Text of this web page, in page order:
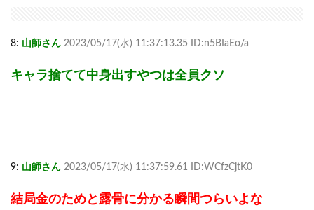
8: 山師さん 2023/05/17(水) 11:37:13.35 ID:n5BIaEo/a
キャラ捨てて中身出すやつは全員クソ
9: 山師さん 2023/05/17(水) 11:37:59.61 ID:WCfzCjtK0
結局金のためと露骨に分かる瞬間つらいよな